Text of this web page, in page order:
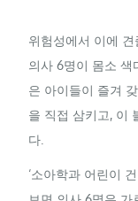
위험성에서 이에
의사 6명이 몸소 색
은 아이들이 즐겨
을 직접 삼키고, 이
다.
‘소아학과 어린이